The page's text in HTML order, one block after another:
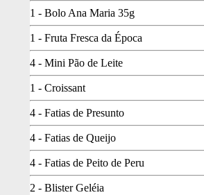
1 - Bolo Ana Maria 35g
1 - Fruta Fresca da Época
4 - Mini Pão de Leite
1 - Croissant
4 - Fatias de Presunto
4 - Fatias de Queijo
4 - Fatias de Peito de Peru
2 - Blister Geléia